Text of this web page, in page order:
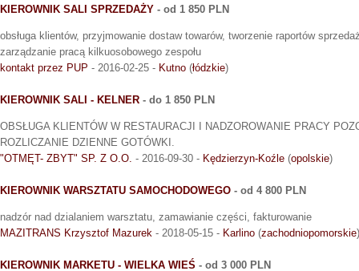
KIEROWNIK SALI SPRZEDAŻY - od 1 850 PLN
obsługa klientów, przyjmowanie dostaw towarów, tworzenie raportów
zarządzanie pracą kilkuosobowego zespołu
kontakt przez PUP - 2016-02-25 - Kutno (łódzkie)
KIEROWNIK SALI - KELNER - do 1 850 PLN
OBSŁUGA KLIENTÓW W RESTAURACJI I NADZOROWANIE PRACY
ROZLICZANIE DZIENNE GOTÓWKI.
"OTMĘT- ZBYT" SP. Z O.O. - 2016-09-30 - Kędzierzyn-Koźle (opolskie)
KIEROWNIK WARSZTATU SAMOCHODOWEGO - od 4 800 PLN
nadzór nad dzialaniem warsztatu, zamawianie części, fakturowanie
MAZITRANS Krzysztof Mazurek - 2018-05-15 - Karlino (zachodniopomorskie)
KIEROWNIK MARKETU - WIELKA WIEŚ - od 3 000 PLN